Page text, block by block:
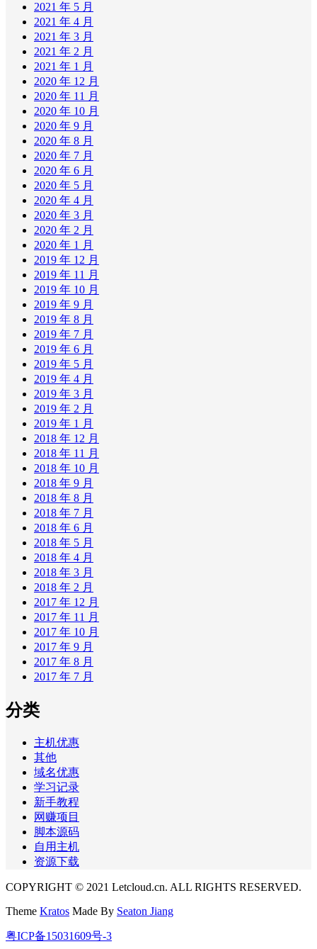
2021 年 5 月
2021 年 4 月
2021 年 3 月
2021 年 2 月
2021 年 1 月
2020 年 12 月
2020 年 11 月
2020 年 10 月
2020 年 9 月
2020 年 8 月
2020 年 7 月
2020 年 6 月
2020 年 5 月
2020 年 4 月
2020 年 3 月
2020 年 2 月
2020 年 1 月
2019 年 12 月
2019 年 11 月
2019 年 10 月
2019 年 9 月
2019 年 8 月
2019 年 7 月
2019 年 6 月
2019 年 5 月
2019 年 4 月
2019 年 3 月
2019 年 2 月
2019 年 1 月
2018 年 12 月
2018 年 11 月
2018 年 10 月
2018 年 9 月
2018 年 8 月
2018 年 7 月
2018 年 6 月
2018 年 5 月
2018 年 4 月
2018 年 3 月
2018 年 2 月
2017 年 12 月
2017 年 11 月
2017 年 10 月
2017 年 9 月
2017 年 8 月
2017 年 7 月
分类
主机优惠
其他
域名优惠
学习记录
新手教程
网赚项目
脚本源码
自用主机
资源下载
COPYRIGHT © 2021 Letcloud.cn. ALL RIGHTS RESERVED.
Theme Kratos Made By Seaton Jiang
粤ICP备15031609号-3